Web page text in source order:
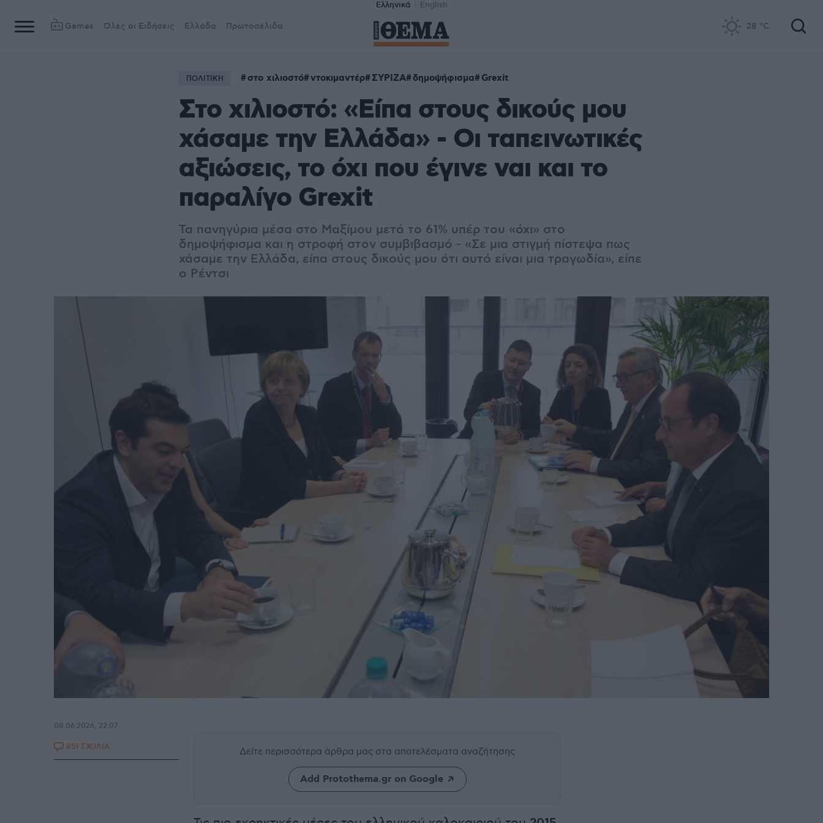
Ελληνικά English
Games Όλες οι Ειδήσεις Ελλάδα Πρωτοσέλιδα 28 °C
ΠΟΛΙΤΙΚΗ στο χιλιοστό ντοκιμαντέρ ΣΥΡΙΖΑ δημοψήφισμα Grexit
Στο χιλιοστό: «Είπα στους δικούς μου
χάσαμε την Ελλάδα» - Οι ταπεινωτικές
αξιώσεις, το όχι που έγινε ναι και το
παραλίγο Grexit
Τα πανηγύρια μέσα στο Μαξίμου μετά το 61% υπέρ του «όχι» στο
δημοψήφισμα και η στροφή στον συμβιβασμό - «Σε μια στιγμή πίστεψα πως
χάσαμε την Ελλάδα, είπα στους δικούς μου ότι αυτό είναι μια τραγωδία», είπε
ο Ρέντσι
Δείτε περισσότερα άρθρα μας στα αποτελέσματα αναζήτησης
Add Protothema.gr on Google
08.06.2026, 22:07
851 ΣΧΟΛΙΑ